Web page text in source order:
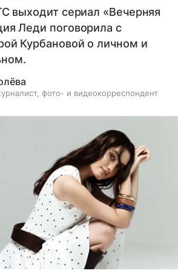
выходит сериал «Вечерняя
Леди поговорила с
Курбановой о личном и
фото- и видеокорреспондент